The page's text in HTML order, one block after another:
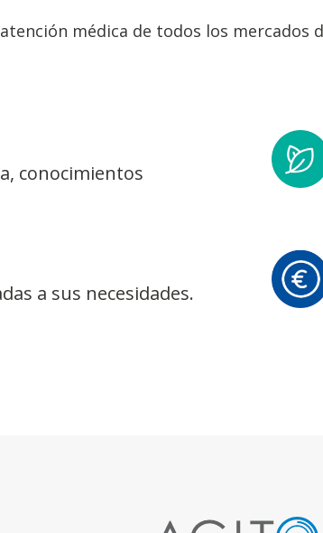
médica de todos los mercados
conocimientos
a sus necesidades.